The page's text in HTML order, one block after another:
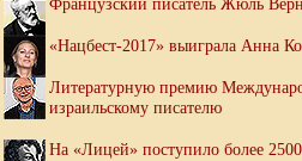
Французский писатель Жюль
«Нацбест-2017» выиграла Анна
Литературную премию
израильскому писателю
На «Лицей» поступило более